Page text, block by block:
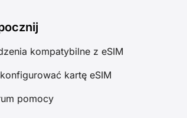
kompatybilne z eSIM
kartę eSIM
pomocy